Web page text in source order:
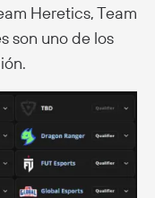
Heretics, Team
son uno de los